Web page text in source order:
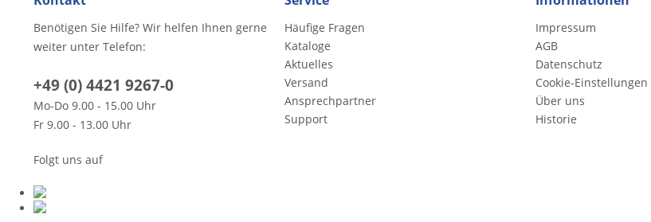
Benötigen Sie Hilfe? Wir helfen Ihnen gerne
weiter unter Telefon:
+49 (0) 4421 9267-0
Mo-Do 9.00 - 15.00 Uhr
Fr 9.00 - 13.00 Uhr
Folgt uns auf
Häufige Fragen
Kataloge
Aktuelles
Versand
Ansprechpartner
Support
Impressum
AGB
Datenschutz
Cookie-Einstellungen
Über uns
Historie